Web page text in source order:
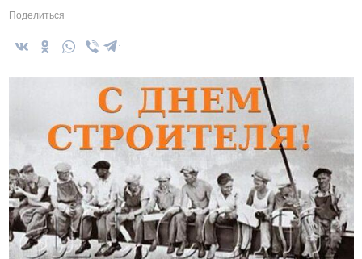
Поделиться